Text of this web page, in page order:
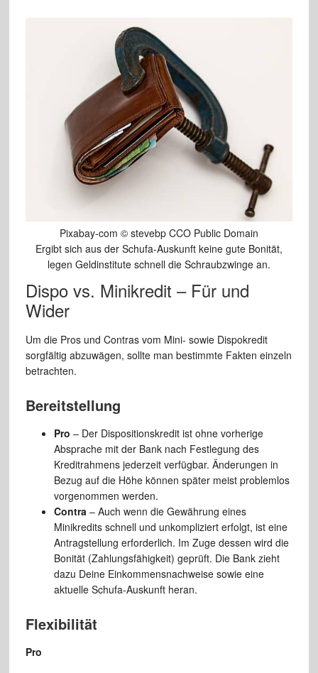
Pixabay-com © stevebp CCO Public Domain
Ergibt sich aus der Schufa-Auskunft keine gute Bonität,
legen Geldinstitute schnell die Schraubzwinge an.
Dispo vs. Minikredit – Für und
Wider
Um die Pros und Contras vom Mini- sowie Dispokredit
sorgfältig abzuwägen, sollte man bestimmte Fakten einzeln
betrachten.
Bereitstellung
Pro – Der Dispositionskredit ist ohne vorherige
Absprache mit der Bank nach Festlegung des
Kreditrahmens jederzeit verfügbar. Änderungen in
Bezug auf die Höhe können später meist problemlos
vorgenommen werden.
Contra – Auch wenn die Gewährung eines
Minikredits schnell und unkompliziert erfolgt, ist eine
Antragstellung erforderlich. Im Zuge dessen wird die
Bonität (Zahlungsfähigkeit) geprüft. Die Bank zieht
dazu Deine Einkommensnachweise sowie eine
aktuelle Schufa-Auskunft heran.
Flexibilität
Pro